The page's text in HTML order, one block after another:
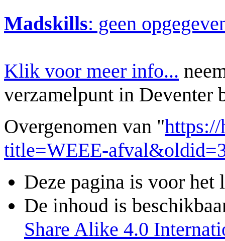
Madskills: geen
Klik voor meer info...
verzamelpunt in Deventer
Overgenomen van "
title=WEEE-
Deze pagina is voor
De inhoud is
Share Alike 4.0